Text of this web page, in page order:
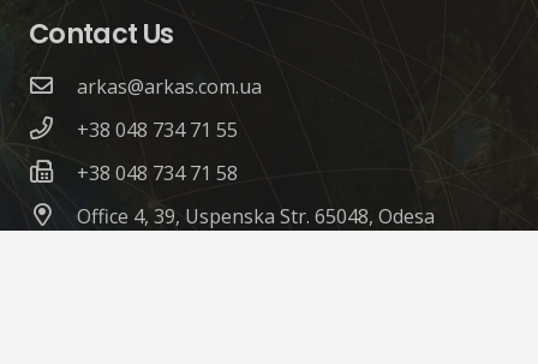
Contact Us
arkas@arkas.com.ua
+38 048 734 71 55
+38 048 734 71 58
Office 4, 39, Uspenska Str. 65048, Odesa